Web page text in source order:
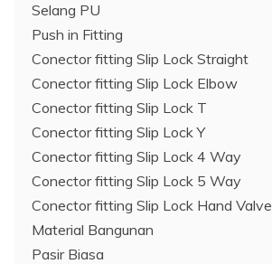
Selang PU
Push in Fitting
Conector fitting Slip Lock Straight
Conector fitting Slip Lock Elbow
Conector fitting Slip Lock T
Conector fitting Slip Lock Y
Conector fitting Slip Lock 4 Way
Conector fitting Slip Lock 5 Way
Conector fitting Slip Lock Hand Valve
Material Bangunan
Pasir Biasa